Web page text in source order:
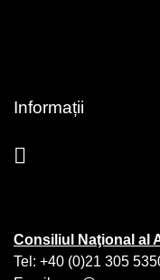
Informații
Consiliul Naţional al
Tel: +40 (0)21 305